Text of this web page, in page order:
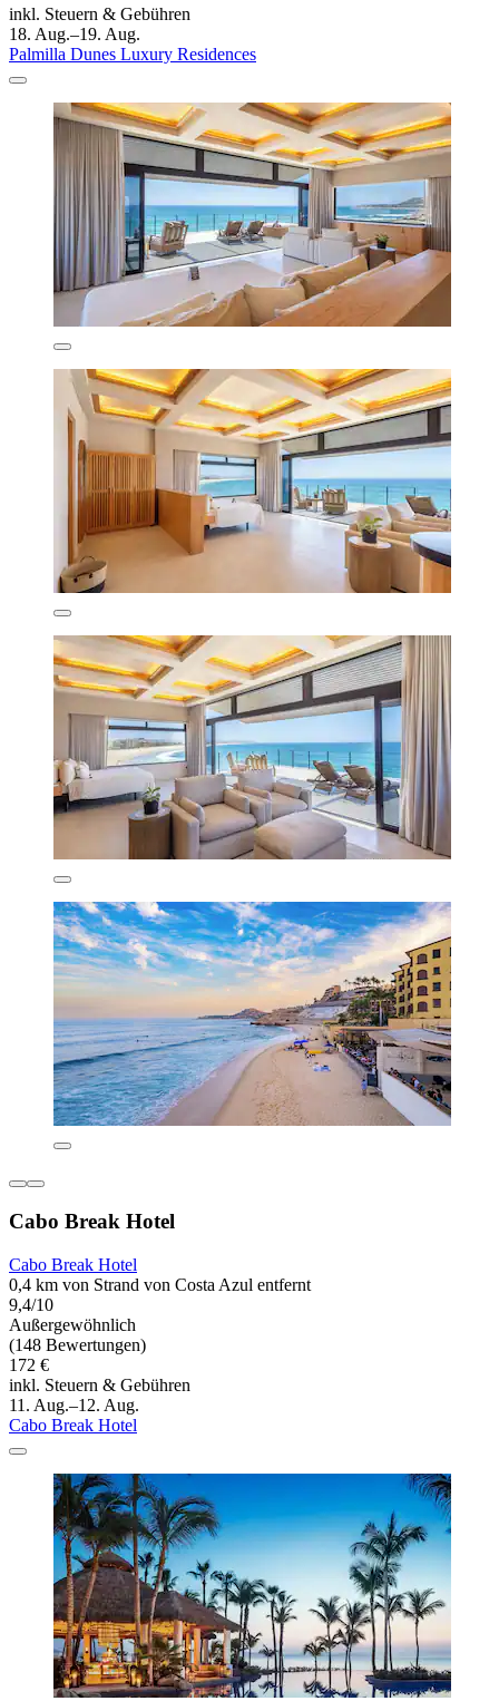
inkl. Steuern & Gebühren
18. Aug.–19. Aug.
Palmilla Dunes Luxury Residences
Cabo Break Hotel
Cabo Break Hotel
0,4 km von Strand von Costa Azul entfernt
9,4/10
Außergewöhnlich
(148 Bewertungen)
172 €
inkl. Steuern & Gebühren
11. Aug.–12. Aug.
Cabo Break Hotel